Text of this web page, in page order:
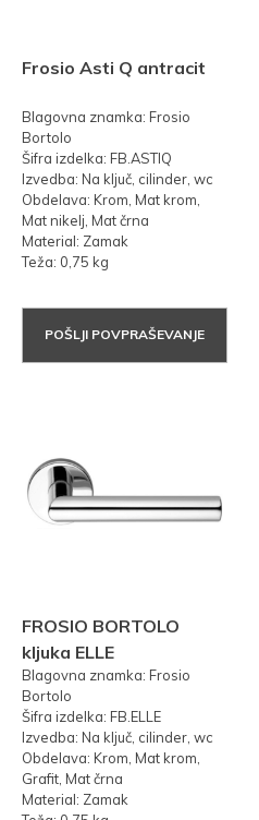
Frosio Asti Q antracit
Blagovna znamka: Frosio
Bortolo
Šifra izdelka: FB.ASTIQ
Izvedba: Na ključ, cilinder, wc
Obdelava: Krom, Mat krom,
Mat nikelj, Mat črna
Material: Zamak
Teža: 0,75 kg
POŠLJI POVPRAŠEVANJE
FROSIO BORTOLO
kljuka ELLE
Blagovna znamka: Frosio
Bortolo
Šifra izdelka: FB.ELLE
Izvedba: Na ključ, cilinder, wc
Obdelava: Krom, Mat krom,
Grafit, Mat črna
Material: Zamak